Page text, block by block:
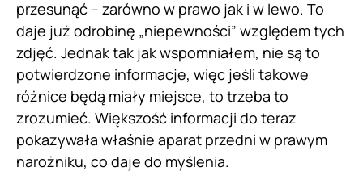
przesunąć – zarówno w prawo jak i w lewo. To
daje już odrobinę „niepewności” względem tych
zdjęć. Jednak tak jak wspomniałem, nie są to
potwierdzone informacje, więc jeśli takowe
różnice będą miały miejsce, to trzeba to
zrozumieć. Większość informacji do teraz
pokazywała właśnie aparat przedni w prawym
narożniku, co daje do myślenia.